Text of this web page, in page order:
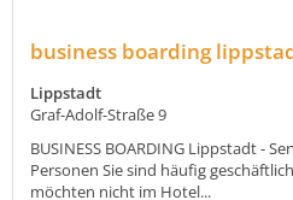
business boarding
Lippstadt
Graf-Adolf-Straße 9
BUSINESS BOARDING Lippstadt -
Personen Sie sind häufig
möchten nicht im Hotel...